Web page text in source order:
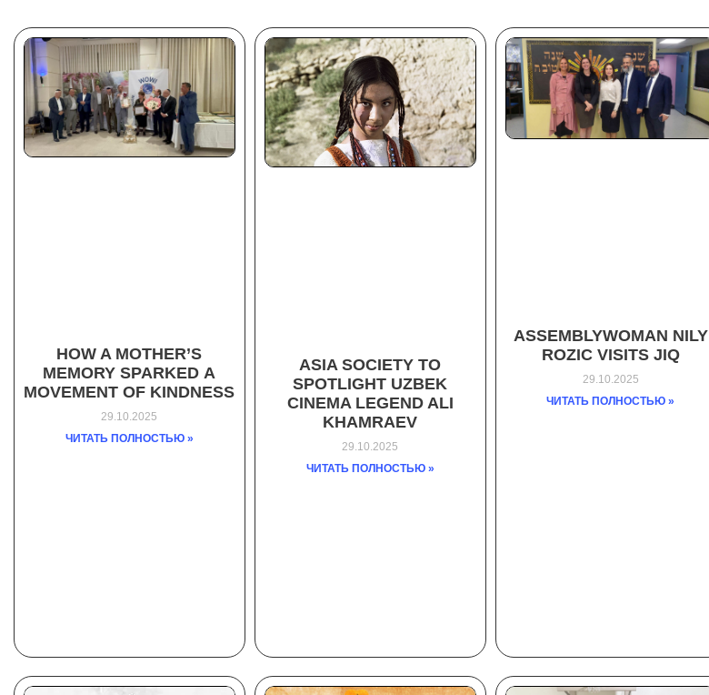
HOW A MOTHER’S
MEMORY SPARKED A
MOVEMENT OF KINDNESS
29.10.2025
ЧИТАТЬ ПОЛНОСТЬЮ »
ASIA SOCIETY TO
SPOTLIGHT UZBEK
CINEMA LEGEND ALI
KHAMRAEV
29.10.2025
ЧИТАТЬ ПОЛНОСТЬЮ »
ASSEMBLYWOMAN NILY
ROZIC VISITS JIQ
29.10.2025
ЧИТАТЬ ПОЛНОСТЬЮ »